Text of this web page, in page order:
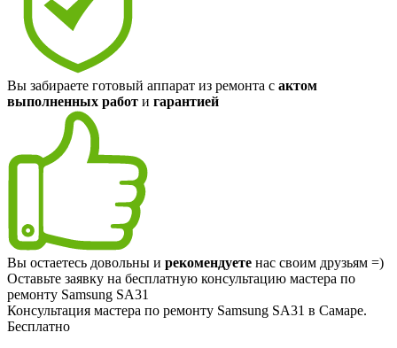
Вы забираете готовый аппарат из ремонта с актом
выполненных работ и гарантией
Вы остаетесь довольны и рекомендуете нас своим друзьям =)
Оставьте заявку на бесплатную консультацию мастера по
ремонту Samsung SA31
Консультация мастера по ремонту Samsung SA31 в Самаре.
Бесплатно